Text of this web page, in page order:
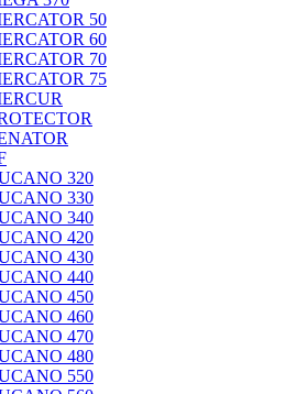
50
60
70
75
320
330
340
420
430
440
450
460
470
480
550